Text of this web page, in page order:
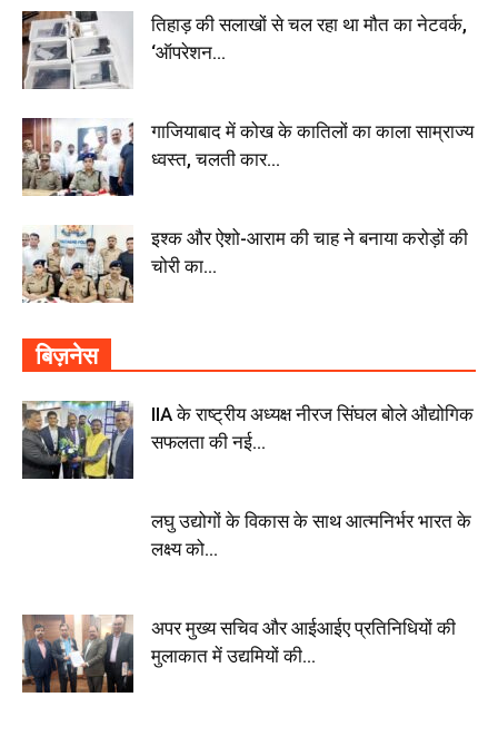
तिहाड़ की सलाखों से चल रहा था मौत का नेटवर्क,
‘ऑपरेशन...
गाजियाबाद में कोख के कातिलों का काला साम्राज्य
ध्वस्त, चलती कार...
इश्क और ऐशो-आराम की चाह ने बनाया करोड़ों की
चोरी का...
बिज़नेस
IIA के राष्ट्रीय अध्यक्ष नीरज सिंघल बोले औद्योगिक
सफलता की नई...
लघु उद्योगों के विकास के साथ आत्मनिर्भर भारत के
लक्ष्य को...
अपर मुख्य सचिव और आईआईए प्रतिनिधियों की
मुलाकात में उद्यमियों की...